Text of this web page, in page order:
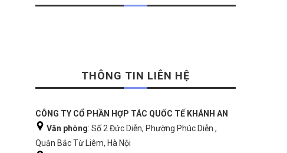
THÔNG TIN LIÊN HỆ
CÔNG TY CỔ PHẦN HỢP TÁC QUỐC TẾ KHÁNH AN
Văn phòng: Số 2 Đức Diễn, Phường Phúc Diễn ,
Quận Bắc Từ Liêm, Hà Nội